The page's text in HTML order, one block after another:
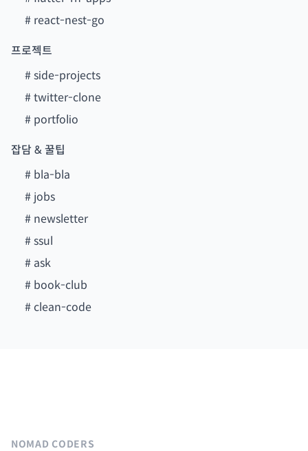
# react-nest-go
프로젝트
#side-projects
#twitter-clone
# portfolio
잡담 & 꿀팁
# bla-bla
# jobs
# newsletter
#ssul
# ask
# book-club
#clean-code
NOMAD CODERS